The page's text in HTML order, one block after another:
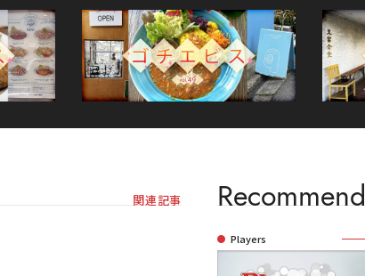
関連記事 Recommend
Players